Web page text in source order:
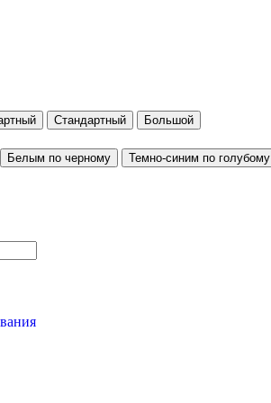
Стандартный Большой
Белым по черному Темно-синим по голубому